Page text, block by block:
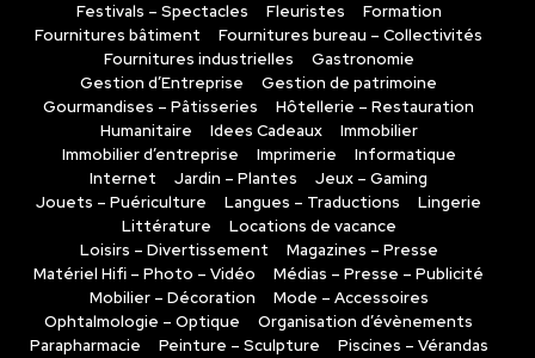
Festivals – Spectacles
Fleuristes
Formation
Fournitures bâtiment
Fournitures bureau – Collectivités
Fournitures industrielles
Gastronomie
Gestion d’Entreprise
Gestion de patrimoine
Gourmandises – Pâtisseries
Hôtellerie – Restauration
Humanitaire
Idees Cadeaux
Immobilier
Immobilier d’entreprise
Imprimerie
Informatique
Internet
Jardin – Plantes
Jeux – Gaming
Jouets – Puériculture
Langues – Traductions
Lingerie
Littérature
Locations de vacance
Loisirs – Divertissement
Magazines – Presse
Matériel Hifi – Photo – Vidéo
Médias – Presse – Publicité
Mobilier – Décoration
Mode – Accessoires
Ophtalmologie – Optique
Organisation d’évènements
Parapharmacie
Peinture – Sculpture
Piscines – Vérandas